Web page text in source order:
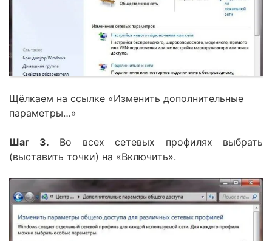
Щёлкаем на ссылке «Изменить дополнительные
параметры…»
Шаг 3. Во всех сетевых профилях выбрать
(выставить точки) на «Включить».